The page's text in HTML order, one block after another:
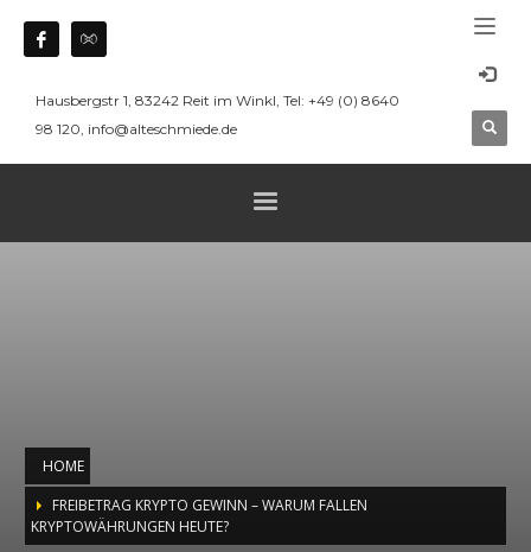
Hausbergstr 1, 83242 Reit im Winkl, Tel: +49 (0) 8640
98 120, info@alteschmiede.de
HOME
FREIBETRAG KRYPTO GEWINN – WARUM FALLEN
KRYPTOWÄHRUNGEN HEUTE?